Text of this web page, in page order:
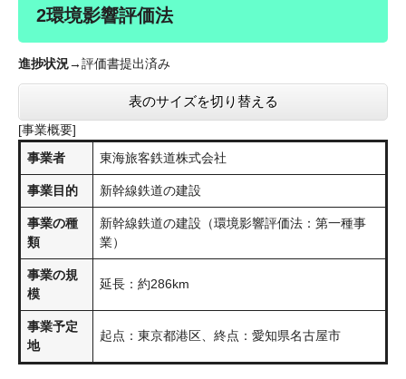
2環境影響評価法
進捗状況→評価書提出済み
表のサイズを切り替える
[事業概要]
事業者
東海旅客鉄道株式会社
事業目的 新幹線鉄道の建設
事業の種
類
新幹線鉄道の建設（環境影響評価法：第一種事
業）
事業の規
模
延長：約286km
事業予定
地
起点：東京都港区、終点：愛知県名古屋市